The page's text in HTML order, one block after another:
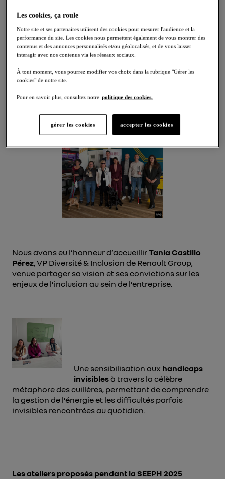
À l’occasion de laSEEPH 2025, le réseauRetail
Renault Groups’est mobilisé pour promouvoir
l’inclusion et sensibiliser ses collaborateurs aux
Cette semaine a été rythmée par desateliers
immersifs, des rencontres inspirantes
concrètes qui renforcent notre engagement en
faveur de la diversité.
Nous avons eu l’honneur d’accueillirTania Castillo
Pérez, VP Diversité & Inclusion de Renault Group,
venue partager sa vision et ses convictions sur les
enjeux de l’inclusion au sein de l’entreprise.
Une sensibilisation aux handicaps
invisiblesà travers la célèbre
métaphore des cuillères, permettant de comprendre
la gestion de l’énergie et les difficultés parfois
invisibles rencontrées au quotidien.
Les ateliers proposés pendant la SEEPH 2025
Les cookies, ça roule
Notre site et ses partenaires utilisent des cookies pour mesurer l'audience et la
performance du site. Les cookies nous permettent également de vous montrer des
contenus et des annonces personnalisés et/ou géolocalisés, et de vous laisser
interagir avec nos contenus via les réseaux sociaux.
À tout moment, vous pourrez modifier vos choix dans la rubrique "Gérer les
cookies" de notre site.
Pour en savoir plus, consultez notre politique des cookies.
gérer les cookies accepter les cookies